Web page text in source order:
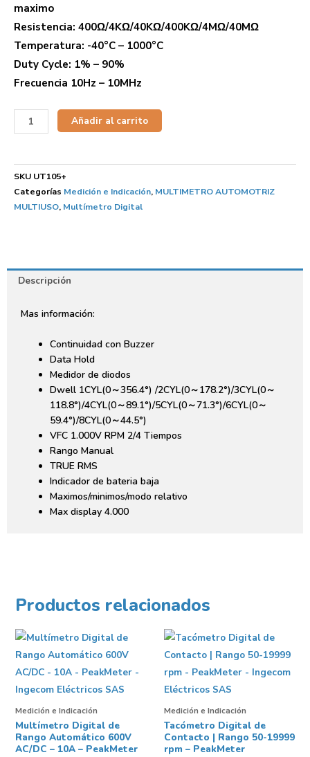
maximo
Resistencia: 400Ω/4KΩ/40KΩ/400KΩ/4MΩ/40MΩ
Temperatura: -40°C – 1000°C
Duty Cycle: 1% – 90%
Frecuencia 10Hz – 10MHz
Añadir al carrito
SKU UT105+
Categorías Medición e Indicación, MULTIMETRO AUTOMOTRIZ
MULTIUSO, Multímetro Digital
Descripción
Mas información:
Continuidad con Buzzer
Data Hold
Medidor de diodos
Dwell 1CYL(0～356.4°) /2CYL(0～178.2°)/3CYL(0～
118.8°)/4CYL(0～89.1°)/5CYL(0～71.3°)/6CYL(0～
59.4°)/8CYL(0～44.5°)
VFC 1.000V RPM 2/4 Tiempos
Rango Manual
TRUE RMS
Indicador de bateria baja
Maximos/minimos/modo relativo
Max display 4.000
Productos relacionados
Medición e Indicación
Multímetro Digital de
Rango Automático 600V
AC/DC – 10A – PeakMeter
Medición e Indicación
Tacómetro Digital de
Contacto | Rango 50-19999
rpm – PeakMeter